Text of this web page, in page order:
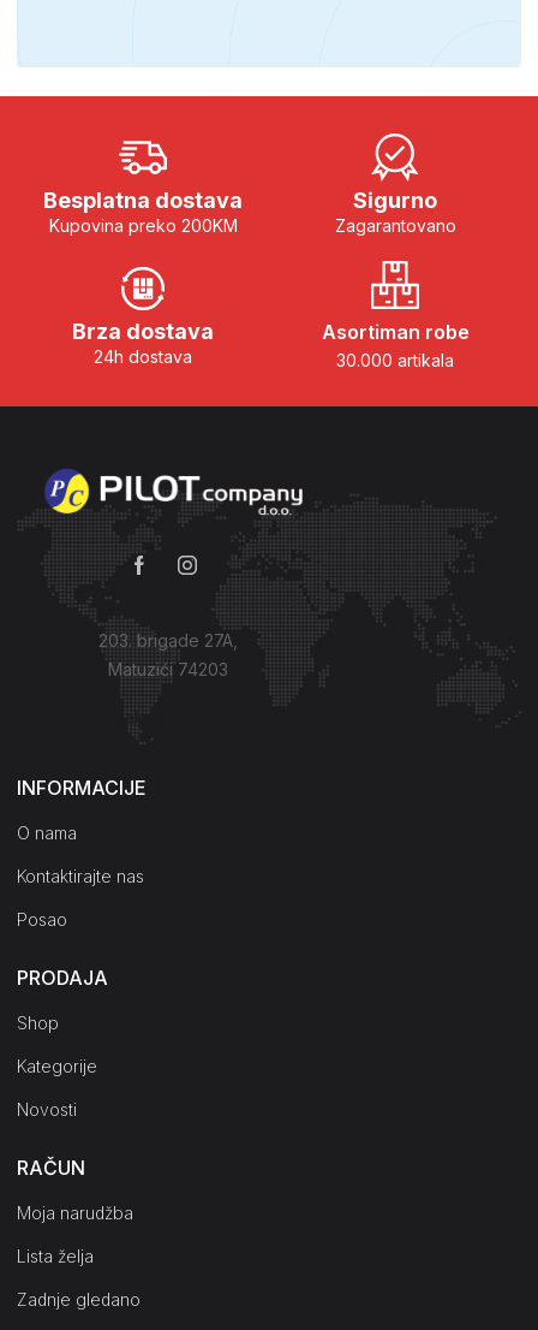
Besplatna dostava
Kupovina preko 200KM
Sigurno
Zagarantovano
Brza dostava
24h dostava
Asortiman robe
30.000 artikala
203. brigade 27A,
Matuzići 74203
Kako do nas?
INFORMACIJE
O nama
Kontaktirajte nas
Posao
PRODAJA
Shop
Kategorije
Novosti
RAČUN
Moja narudžba
Lista želja
Zadnje gledano